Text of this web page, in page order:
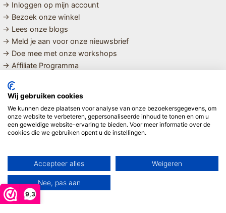
9,3
→ Inloggen op mijn account
→ Bezoek onze winkel
→ Lees onze blogs
→ Meld je aan voor onze nieuwsbrief
→ Doe mee met onze workshops
→ Affiliate Programma
MET LIEFDE SAMENGESTELDE
BIOLOGISCHE EN DUURZAME PRODUCTEN VOOR HET HELE
GEZIN
Wij gebruiken cookies
We kunnen deze plaatsen voor analyse van onze bezoekersgegevens, om
onze website te verbeteren, gepersonaliseerde inhoud te tonen en om u
een geweldige website-ervaring te bieden. Voor meer informatie over de
cookies die we gebruiken opent u de instellingen.
Accepteer alles Weigeren
Nee, pas aan